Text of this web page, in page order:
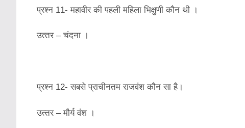
प्रश्‍न 11- महावीर की पहली महिला भिक्षुणी कौन थी ।
उत्‍तर – चंदना ।
प्रश्‍न 12- सबसे प्राचीनतम राजवंश कौन सा है।
उत्‍तर – मौर्य वंश ।